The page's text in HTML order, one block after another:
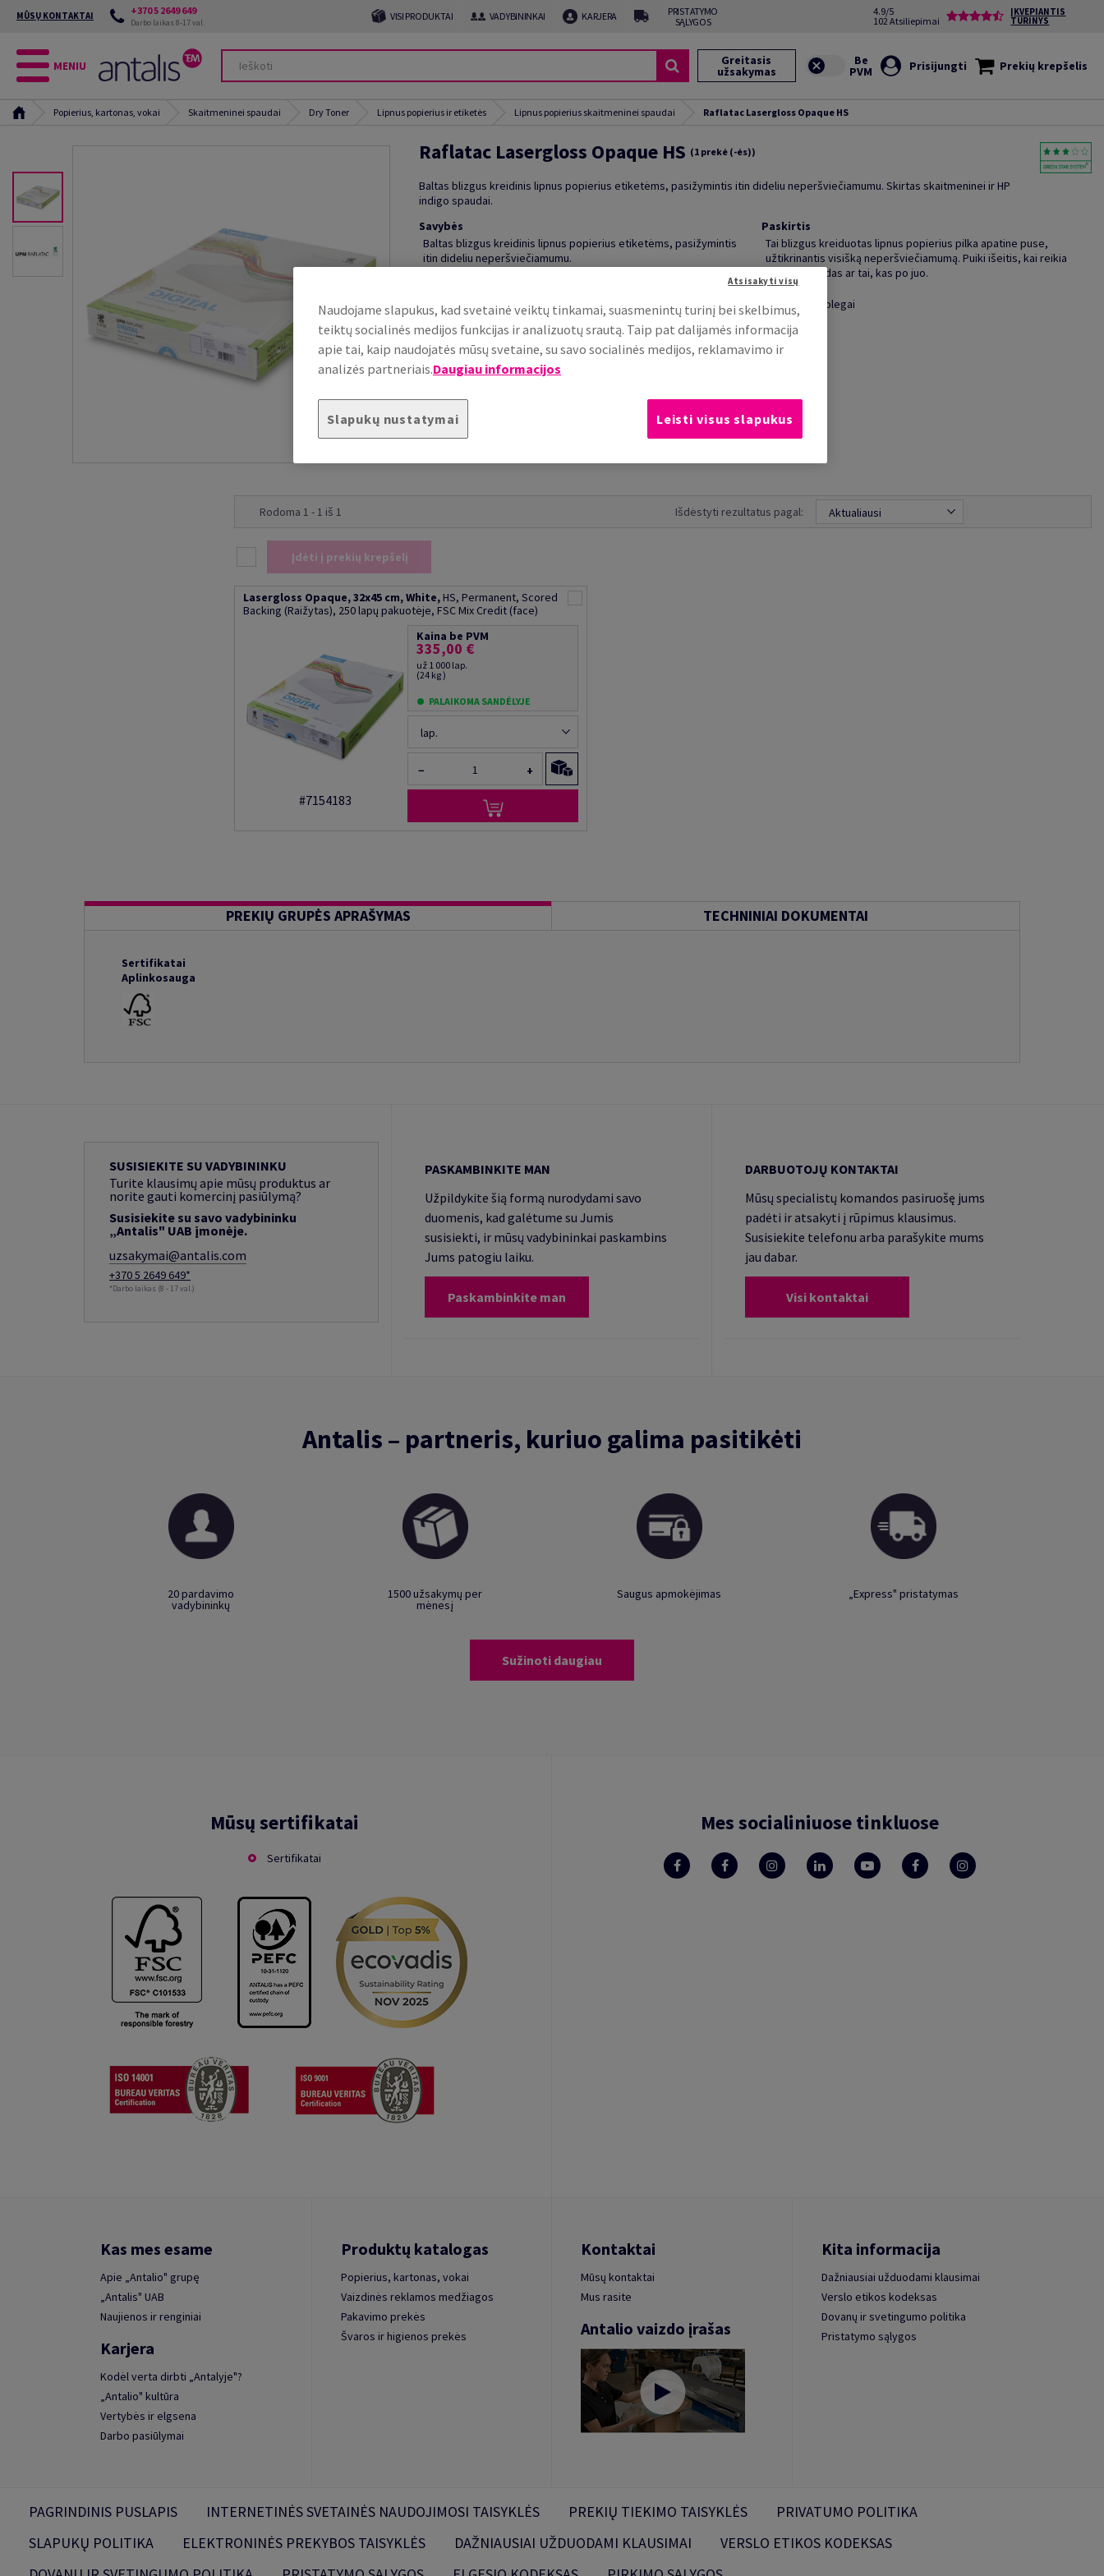
MŪSŲ KONTAKTAI +370 5 2649 649
Darbo laikas 8-17 val. VISI PRODUKTAI VADYBININKAI KARJERA
PRISTATYMO
SĄLYGOS
4.9/5
102 Atsiliepimai
ĮKVEPIANTIS
TURINYS
MENIU Greitasis
užsakymas Prisijungti Prekių krepšelis
Popierius, kartonas, vokai Skaitmeninei spaudai Dry Toner Lipnus popierius ir etiketės Lipnus popierius skaitmeninei spaudai Raflatac Lasergloss Opaque HS
Raflatac Lasergloss Opaque HS (1 prekė (-ės))
Baltas blizgus kreidinis lipnus popierius etiketėms, pasižymintis itin dideliu neperšviečiamumu. Skirtas skaitmeninei ir HP
indigo spaudai.
Savybės
Baltas blizgus kreidinis lipnus popierius etiketėms, pasižymintis
itin dideliu neperšviečiamumu.
Paskirtis
Tai blizgus kreiduotas lipnus popierius pilka apatine puse,
užtikrinantis visišką neperšviečiamumą. Puiki išeitis, kai reikia
paslėpti klaidas ar tai, kas po juo.
Papildoma informacija
Nusiųsti kolegai
Rodoma 1 - 1 iš 1 Išdėstyti rezultatus pagal: Aktualiausi
Įdėti į prekių krepšelį
Lasergloss Opaque, 32x45 cm, White,HS, Permanent, Scored
Backing (Raižytas), 250 lapų pakuotėje, FSC Mix Credit (face)
#7154183
Kaina be PVM
335,00 €
už 1 000 lap.
(24 kg )
PALAIKOMA SANDĖLYJE
lap.
− +
PREKIŲ GRUPĖS APRAŠYMAS TECHNINIAI DOKUMENTAI
Sertifikatai
Aplinkosauga
SUSISIEKITE SU VADYBININKU
Turite klausimų apie mūsų produktus ar
norite gauti komercinį pasiūlymą?
Susisiekite su savo vadybininku
„Antalis" UAB įmonėje.
uzsakymai@antalis.com
+370 5 2649 649*
*Darbo laikas (8 - 17 val.)
PASKAMBINKITE MAN
Užpildykite šią formą nurodydami savo
duomenis, kad galėtume su Jumis
susisiekti, ir mūsų vadybininkai paskambins
Jums patogiu laiku.
Paskambinkite man
DARBUOTOJŲ KONTAKTAI
Mūsų specialistų komandos pasiruošę jums
padėti ir atsakyti į rūpimus klausimus.
Susisiekite telefonu arba parašykite mums
jau dabar.
Visi kontaktai
Antalis – partneris, kuriuo galima pasitikėti
20 pardavimo
vadybininkų
1500 užsakymų per
mėnesį
Saugus apmokėjimas „Express" pristatymas
Sužinoti daugiau
Mūsų sertifikatai
Sertifikatai
Mes socialiniuose tinkluose
Kas mes esame
Apie „Antalio" grupę
„Antalis" UAB
Naujienos ir renginiai
Karjera
Kodėl verta dirbti „Antalyje"?
„Antalio" kultūra
Vertybės ir elgsena
Darbo pasiūlymai
Produktų katalogas
Popierius, kartonas, vokai
Vaizdinės reklamos medžiagos
Pakavimo prekės
Švaros ir higienos prekės
Kontaktai
Mūsų kontaktai
Mus rasite
Antalio vaizdo įrašas
Kita informacija
Dažniausiai užduodami klausimai
Verslo etikos kodeksas
Dovanų ir svetingumo politika
Pristatymo sąlygos
PAGRINDINIS PUSLAPIS INTERNETINĖS SVETAINĖS NAUDOJIMOSI TAISYKLĖS PREKIŲ TIEKIMO TAISYKLĖS
PRIVATUMO POLITIKA
SLAPUKŲ POLITIKA
ELEKTRONINĖS PREKYBOS TAISYKLĖS DAŽNIAUSIAI UŽDUODAMI KLAUSIMAI
VERSLO ETIKOS KODEKSAS
Naudojame slapukus, kad svetainė veiktų tinkamai, suasmenintų turinį bei skelbimus,
teiktų socialinės medijos funkcijas ir analizuotų srautą. Taip pat dalijamės informacija
apie tai, kaip naudojatės mūsų svetaine, su savo socialinės medijos, reklamavimo ir
analizės partneriais.Daugiau informacijos
Slapukų nustatymai
Atsisakyti visų
Leisti visus slapukus